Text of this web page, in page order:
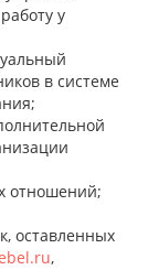
у
в системе
отношений;
оставленных
,